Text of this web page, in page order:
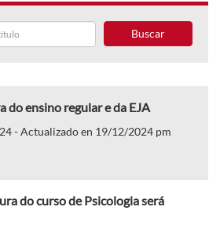
Buscar
do ensino regular e da EJA
- Actualizado en 19/12/2024 pm
do curso de Psicologia será